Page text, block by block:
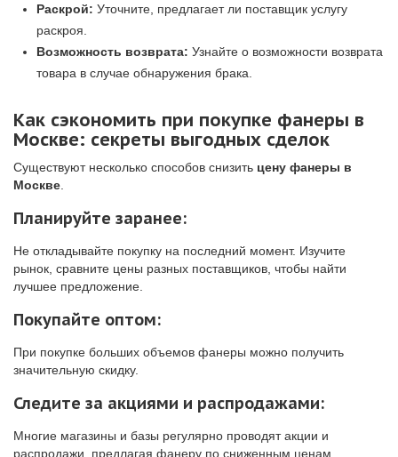
Раскрой: Уточните, предлагает ли поставщик услугу
раскроя.
Возможность возврата: Узнайте о возможности возврата
товара в случае обнаружения брака.
Как сэкономить при покупке фанеры в
Москве: секреты выгодных сделок
Существуют несколько способов снизить цену фанеры в
Москве
Планируйте заранее:
Не откладывайте покупку на последний момент. Изучите
рынок, сравните цены разных поставщиков, чтобы найти
лучшее предложение.
Покупайте оптом:
При покупке больших объемов фанеры можно получить
значительную скидку.
Следите за акциями и распродажами:
Многие магазины и базы регулярно проводят акции и
распродажи, предлагая фанеру по сниженным ценам.